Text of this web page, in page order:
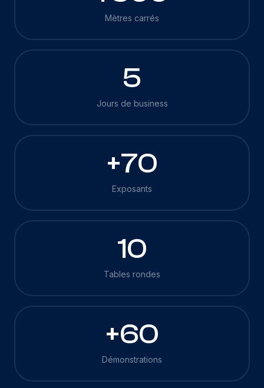
Mètres carrés
5
Jours de business
+70
Exposants
10
Tables rondes
+60
Démonstrations